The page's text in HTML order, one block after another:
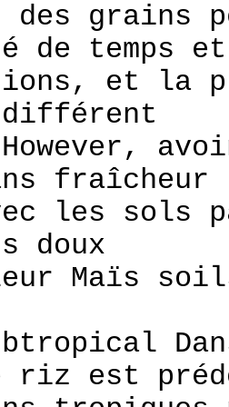
des grains
de temps
et la
les sols
doux
Maïs
riz est